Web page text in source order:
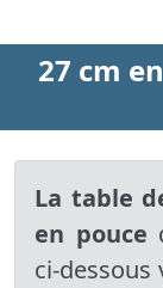
27 cm
La table
en pouce
ci-